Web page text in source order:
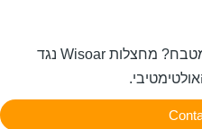
נמאס לכם לעמוד שעות ארוכות במטבח? מחצלות Wisoar נגד